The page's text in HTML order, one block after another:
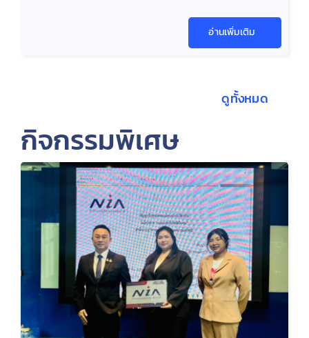
อ่านเพิ่มเติม
ดูทั้งหมด
กิจกรรมพิเศษ